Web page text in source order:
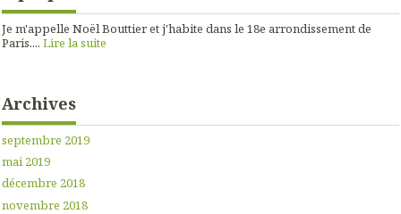
Je m'appelle Noël Bouttier et j'habite dans le 18e arrondissement de
Paris.... Lire la suite
Archives
septembre 2019
mai 2019
décembre 2018
novembre 2018